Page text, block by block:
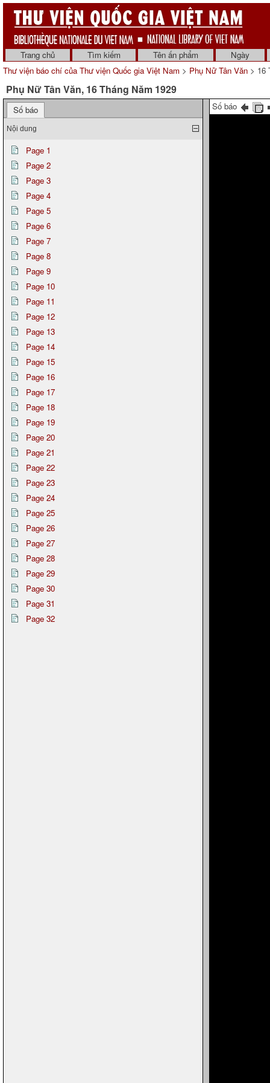
Trang chủ Tìm kiếm Tên ấn phẩm
Ngày
Thư viện báo chí của Thư viện Quốc gia Việt Nam > Phụ Nữ Tân Văn > 16
Phụ Nữ Tân Văn, 16 Tháng Năm 1929
Số báo
Nội dung
Page 1
Page 2
Page 3
Page 4
Page 5
Page 6
Page 7
Page 8
Page 9
Page 10
Page 11
Page 12
Page 13
Page 14
Page 15
Page 16
Page 17
Page 18
Page 19
Page 20
Page 21
Page 22
Page 23
Page 24
Page 25
Page 26
Page 27
Page 28
Page 29
Page 30
Page 31
Page 32
Số báo